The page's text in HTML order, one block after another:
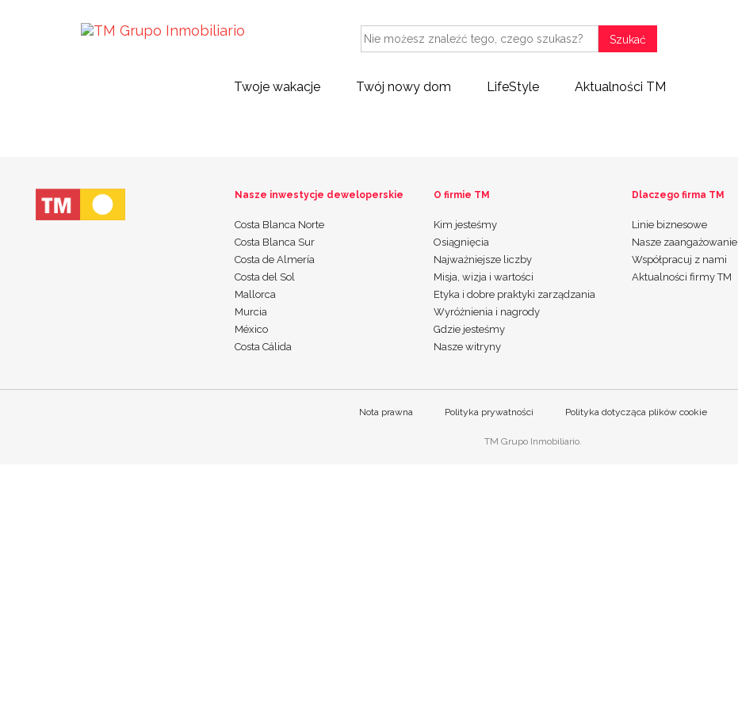
Szukać
Twoje wakacje Twój nowy dom LifeStyle Aktualności TM
Zona privada
Nasze inwestycje deweloperskie
Costa Blanca Norte
Costa Blanca Sur
Costa de Almería
Costa del Sol
Mallorca
Murcia
México
Costa Cálida
O firmie TM
Kim jesteśmy
Osiągnięcia
Najważniejsze liczby
Misja, wizja i wartości
Etyka i dobre praktyki zarządzania
Wyróżnienia i nagrody
Gdzie jesteśmy
Nasze witryny
Dlaczego firma TM
Linie biznesowe
Nasze zaangażowanie
Współpracuj z nami
Aktualności firmy TM
Nota prawna Polityka prywatności Polityka dotycząca plików cookie
TM Grupo Inmobiliario.